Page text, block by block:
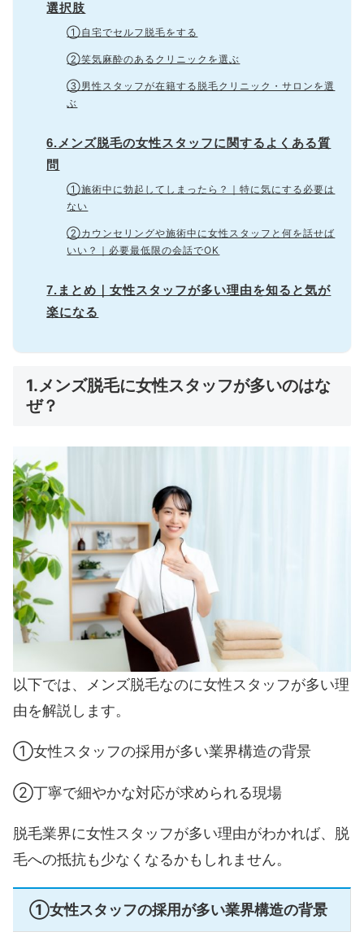
選択肢
①自宅でセルフ脱毛をする
②笑気麻酔のあるクリニックを選ぶ
③男性スタッフが在籍する脱毛クリニック・サロンを選
ぶ
6.メンズ脱毛の女性スタッフに関するよくある質
問
①施術中に勃起してしまったら？｜特に気にする必要は
ない
②カウンセリングや施術中に女性スタッフと何を話せば
いい？｜必要最低限の会話でOK
7.まとめ｜女性スタッフが多い理由を知ると気が
楽になる
1.メンズ脱毛に女性スタッフが多いのはな
ぜ？
以下では、メンズ脱毛なのに女性スタッフが多い理
由を解説します。
①女性スタッフの採用が多い業界構造の背景
②丁寧で細やかな対応が求められる現場
脱毛業界に女性スタッフが多い理由がわかれば、脱
毛への抵抗も少なくなるかもしれません。
①女性スタッフの採用が多い業界構造の背景